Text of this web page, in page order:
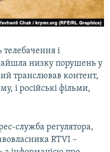
і
низку порушень у
транслював контент,
і російські фільми,
служба регулятора,
RTVI –